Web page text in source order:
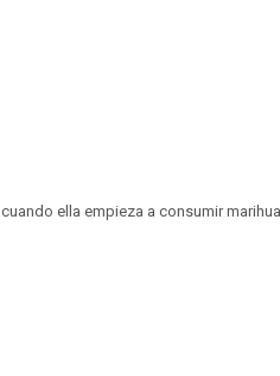
ella empieza a consumir